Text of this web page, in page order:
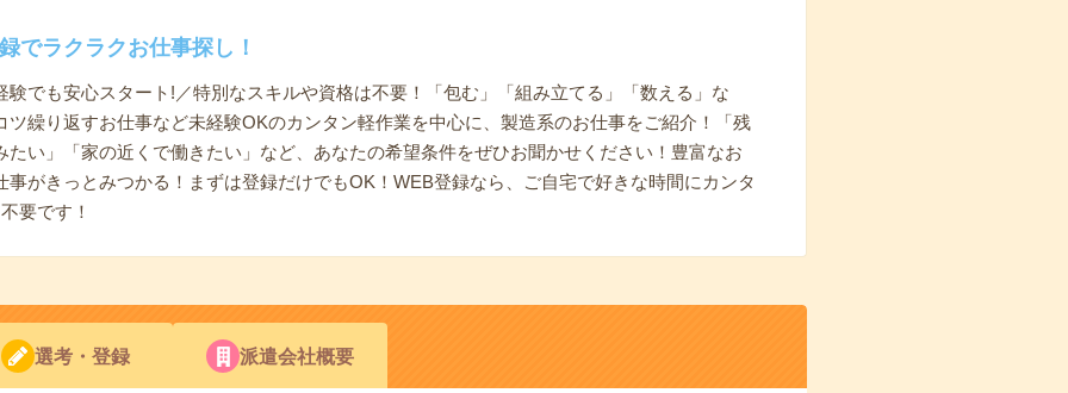
でラクラクお仕事探し！
験でも安心スタート!／特別なスキルや資格は不要！「包む」「組み立てる」「数える」な
ツ繰り返すお仕事など未経験OKのカンタン軽作業を中心に、製造系のお仕事をご紹介！「残
たい」「家の近くで働きたい」など、あなたの希望条件をぜひお聞かせください！豊富なお
がきっとみつかる！まずは登録だけでもOK！WEB登録なら、ご自宅で好きな時間にカンタ
要です！
選考・登録 派遣会社概要